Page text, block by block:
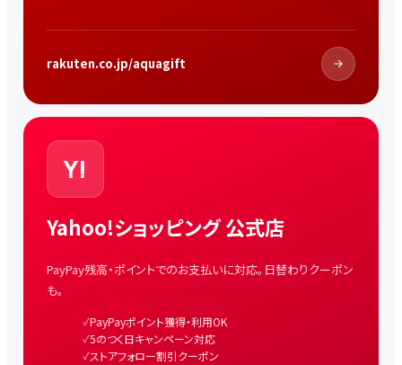
rakuten.co.jp/aquagift
Y!
Yahoo!ショッピング 公式店
PayPay残高・ポイントでのお支払いに対応。日替わりクーポン
も。
PayPayポイント獲得・利用OK
5のつく日キャンペーン対応
ストアフォロー割引クーポン